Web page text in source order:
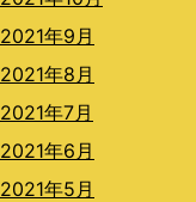
2021年9月
2021年8月
2021年7月
2021年6月
2021年5月